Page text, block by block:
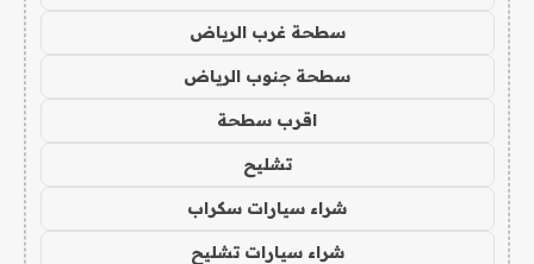
سطحة غرب الرياض
سطحة جنوب الرياض
اقرب سطحة
تشليح
شراء سيارات سكراب
شراء سيارات تشليح